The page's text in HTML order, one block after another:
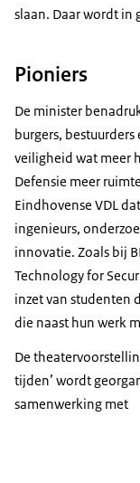
slaan. Daar wordt in
Pioniers
De minister
burgers,
veiligheid wat meer
Defensie meer
Eindhovense VDL
ingenieurs,
innovatie. Zoals bij
Technology for
inzet van studenten
die naast hun werk
De
tijden’ wordt
samenwerking met